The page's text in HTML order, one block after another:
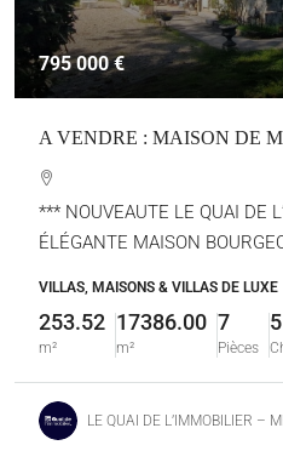
795 000 €
A VENDRE : MAISON DE
*** NOUVEAUTE LE QUAI DE
ÉLÉGANTE MAISON
VILLAS, MAISONS & VILLAS DE LUXE
253.52
m²
17386.00
m²
7
Pièces
5
LE QUAI DE L’IMMOBILIER –